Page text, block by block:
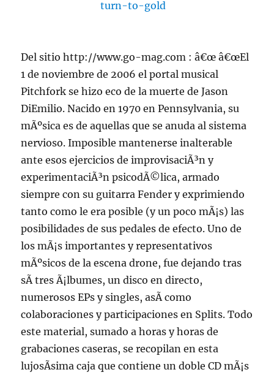
Del sitio http://www.go-mag.com : â€œ â€œEl
1 de noviembre de 2006 el portal musical
Pitchfork se hizo eco de la muerte de Jason
DiEmilio. Nacido en 1970 en Pennsylvania, su
mÃºsica es de aquellas que se anuda al sistema
nervioso. Imposible mantenerse inalterable
ante esos ejercicios de improvisaciÃ³n y
experimentaciÃ³n psicodÃ©lica, armado
siempre con su guitarra Fender y exprimiendo
tanto como le era posible (y un poco mÃ¡s) las
posibilidades de sus pedales de efecto. Uno de
los mÃ¡s importantes y representativos
mÃºsicos de la escena drone, fue dejando tras
sÃ­ tres Ã¡lbumes, un disco en directo,
numerosos EPs y singles, asÃ­ como
colaboraciones y participaciones en Splits. Todo
este material, sumado a horas y horas de
grabaciones caseras, se recopilan en esta
lujosÃ­sima caja que contiene un doble CD mÃ¡s